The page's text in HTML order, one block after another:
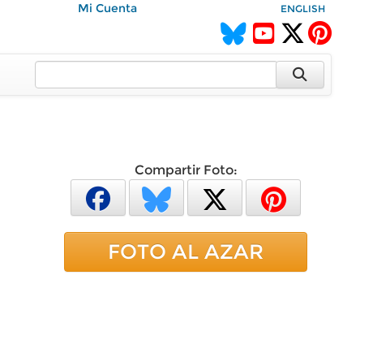
Mi Cuenta ENGLISH
Compartir Foto:
FOTO AL AZAR